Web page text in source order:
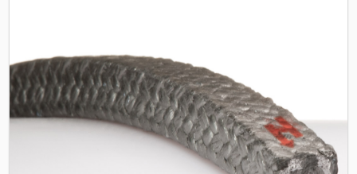
Akademie
Produktbroschüren
Video